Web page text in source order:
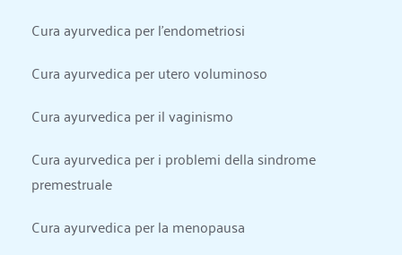
Cura ayurvedica per l'endometriosi
Cura ayurvedica per utero voluminoso
Cura ayurvedica per il vaginismo
Cura ayurvedica per i problemi della sindrome
premestruale
Cura ayurvedica per la menopausa